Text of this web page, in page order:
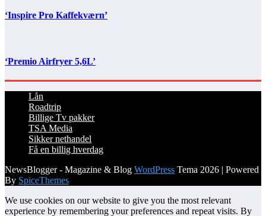
‘Inspire Pro Kaffekværn’
‘Premio Airfryer 5,6L’
Lån
Roadtrip
Billige Tv pakker
TSA Media
Sikker nethandel
Få en billig hverdag
NewsBlogger - Magazine & Blog WordPress Tema 2026 | Powered
By SpiceThemes
We use cookies on our website to give you the most relevant
experience by remembering your preferences and repeat visits. By